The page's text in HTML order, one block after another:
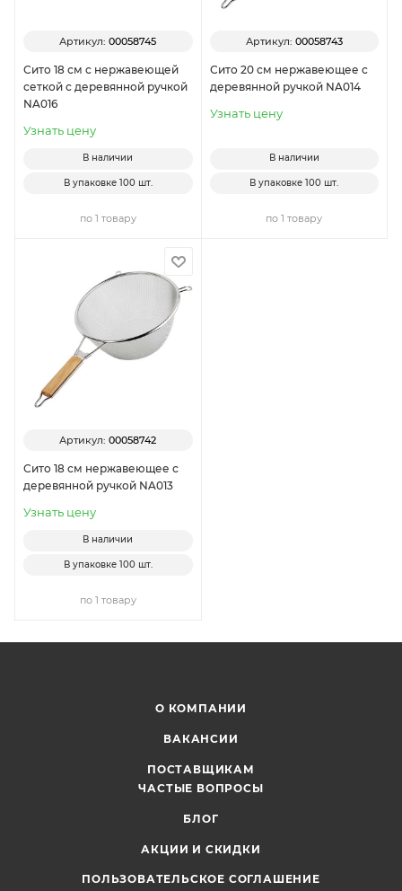
Артикул:00058745
Сито 18 см с нержавеющей
сеткой с деревянной ручкой
NA016
Узнать цену
В наличии
В упаковке 100 шт.
по 1 товару
Артикул: 00058743
Сито 20 см нержавеющее с
деревянной ручкой NA014
Узнать цену
В наличии
В упаковке100 шт.
по 1 товару
Артикул:00058742
Сито 18 см нержавеющее с
деревянной ручкой NA013
Узнать цену
В наличии
В упаковке 100 шт.
по 1 товару
О КОМПАНИИ
ВАКАНСИИ
ПОСТАВЩИКАМ
ЧАСТЫЕ ВОПРОСЫ
БЛОГ
АКЦИИ И СКИДКИ
ПОЛЬЗОВАТЕЛЬСКОЕ СОГЛАШЕНИЕ